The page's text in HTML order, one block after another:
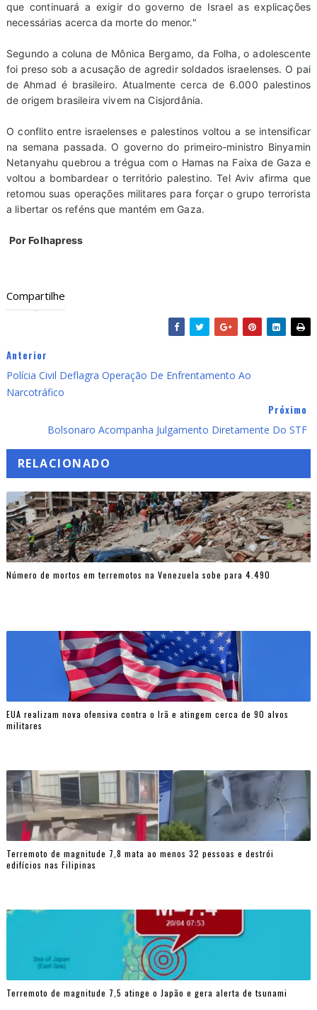
que continuará a exigir do governo de Israel as explicações
necessárias acerca da morte do menor."
Segundo a coluna de Mônica Bergamo, da Folha, o adolescente
foi preso sob a acusação de agredir soldados israelenses. O pai
de Ahmad é brasileiro. Atualmente cerca de 6.000 palestinos
de origem brasileira vivem na Cisjordânia.
O conflito entre israelenses e palestinos voltou a se intensificar
na semana passada. O governo do primeiro-ministro Binyamin
Netanyahu quebrou a trégua com o Hamas na Faixa de Gaza e
voltou a bombardear o território palestino. Tel Aviv afirma que
retomou suas operações militares para forçar o grupo terrorista
a libertar os reféns que mantém em Gaza.
PorFolhapress
Compartilhe
Anterior
Polícia Civil Deflagra Operação De Enfrentamento Ao
Narcotráfico
Próximo
Bolsonaro Acompanha Julgamento Diretamente Do STF
RELACIONADO
Número de mortos em terremotos na Venezuela sobe para 4.490
EUA realizam nova ofensiva contra o Irã e atingem cerca de 90 alvos
militares
Terremoto de magnitude 7,8 mata ao menos 32 pessoas e destrói
edifícios nas Filipinas
Terremoto de magnitude 7,5 atinge o Japão e gera alerta de tsunami